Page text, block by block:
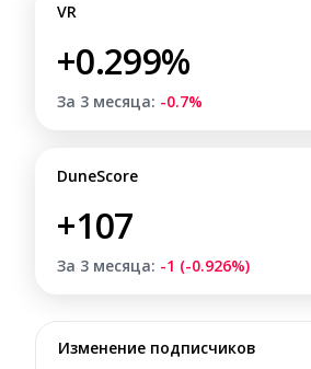
VR
+0.299%
За 3 месяца: -0.7%
DuneScore
+107
За 3 месяца: -1 (-0.926%)
Изменение подписчиков